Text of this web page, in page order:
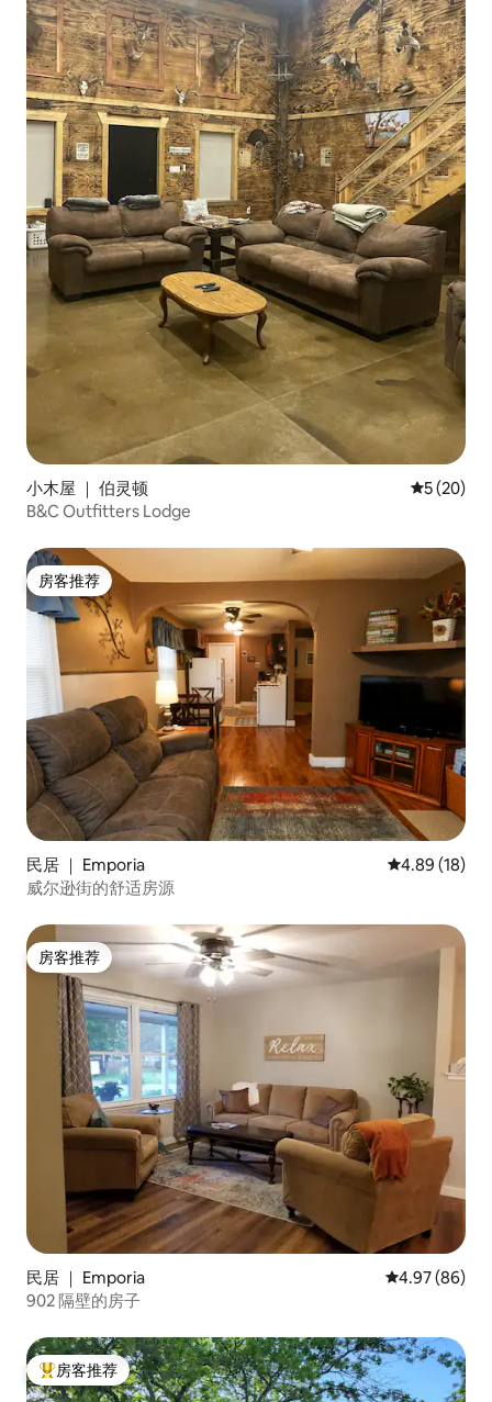
小木屋 ｜ 伯灵顿 平均评分
5 (20)
B&C Outfitters Lodge
房客推荐
房客推荐
民居 ｜ Emporia 平均评分
4.89 (18)
威尔逊街的舒适房源
房客推荐
房客推荐
民居 ｜ Emporia 平均评分 4.97
4.97 (86)
902 隔壁的房子
热门「房客推荐」
房客推荐